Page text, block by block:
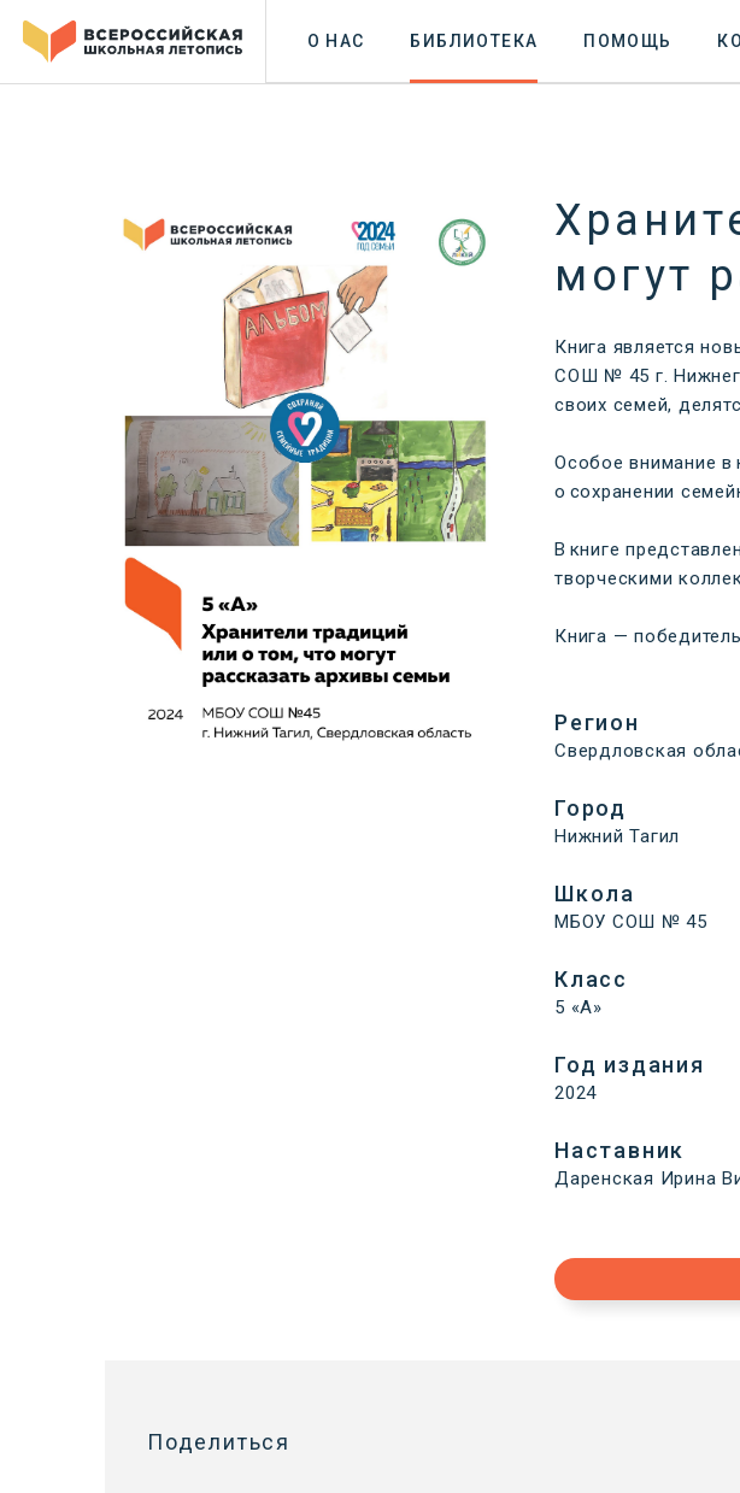
О НАС БИБЛИОТЕКА ПОМОЩЬ
могут
Книга является
СОШ № 45 г.
своих семей,
Особое внимание в
о сохранении
В книге
творческими
Книга —
Регион
Свердловская
Город
Нижний Тагил
Школа
МБОУ СОШ № 45
Класс
5 «А»
Год издания
2024
Наставник
Даренская Ирина
Поделиться